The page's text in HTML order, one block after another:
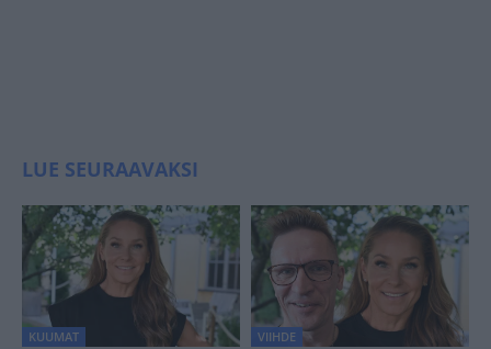
LUE SEURAAVAKSI
KUUMAT VIIHDE